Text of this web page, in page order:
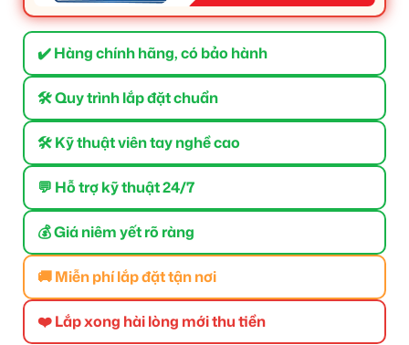
✔️ Hàng chính hãng, có bảo hành
🛠 Quy trình lắp đặt chuẩn
🛠 Kỹ thuật viên tay nghề cao
💬 Hỗ trợ kỹ thuật 24/7
💰 Giá niêm yết rõ ràng
🚚 Miễn phí lắp đặt tận nơi
❤️ Lắp xong hài lòng mới thu tiền